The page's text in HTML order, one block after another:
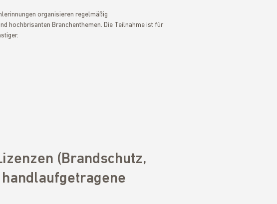
organisieren regelmäßig
hochbrisanten Branchenthemen. Die Teilnahme ist für
(Brandschutz,